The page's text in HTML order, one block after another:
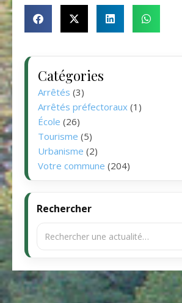
Catégories
Arrêtés (3)
Arrêtés préfectoraux (1)
École (26)
Tourisme (5)
Urbanisme (2)
Votre commune (204)
Rechercher